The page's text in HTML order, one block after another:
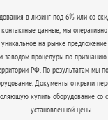
в лизинг под 6% или со
данные, мы оперативно
уникальное на рынке
заводом процедуры по
РФ. По результатам мы
Документы открыли
купить оборудование со
установленной цены.